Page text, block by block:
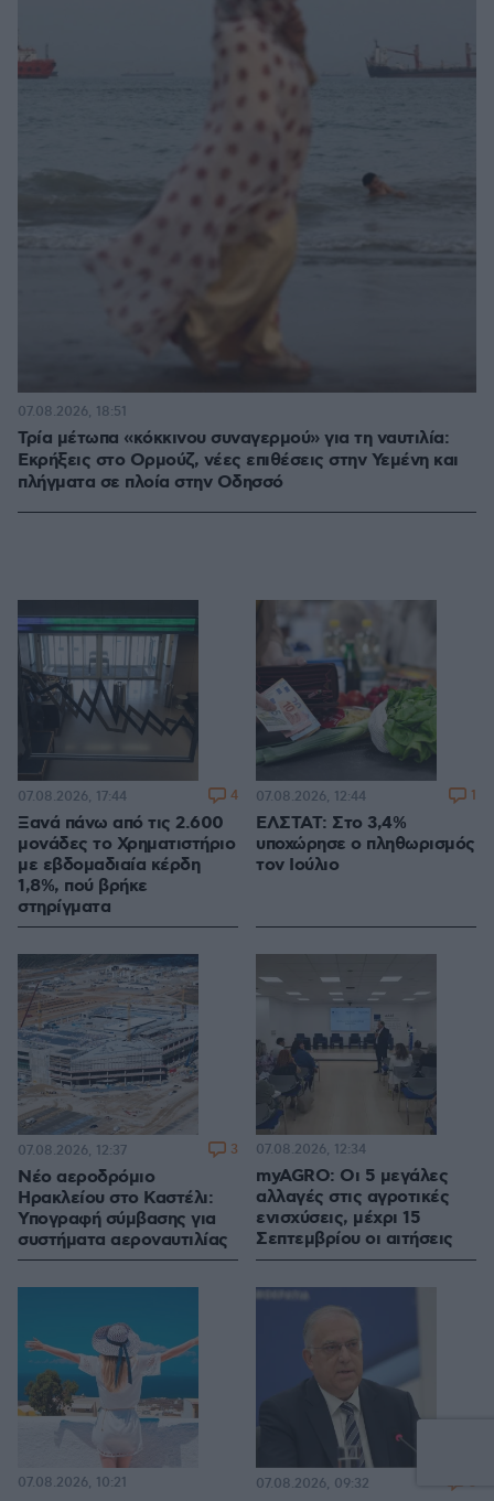
Τρία μέτωπα «κόκκινου συναγερμού» για τη ναυτιλία:
Εκρήξεις στο Ορμούζ, νέες επιθέσεις στην Υεμένη και
πλήγματα σε πλοία στην Οδησσό
07.08.2026, 18:51
Ξανά πάνω από τις 2.600
μονάδες το Χρηματιστήριο
με εβδομαδιαία κέρδη
1,8%, πού βρήκε
στηρίγματα
07.08.2026, 17:44 4
ΕΛΣΤΑΤ: Στο 3,4%
υποχώρησε ο πληθωρισμός
τον Ιούλιο
07.08.2026, 12:44 1
Νέο αεροδρόμιο
Ηρακλείου στο Καστέλι:
Υπογραφή σύμβασης για
συστήματα αεροναυτιλίας
07.08.2026, 12:37 3
myAGRO: Οι 5 μεγάλες
αλλαγές στις αγροτικές
ενισχύσεις, μέχρι 15
Σεπτεμβρίου οι αιτήσεις
07.08.2026, 12:34
07.08.2026, 10:21 07.08.2026, 09:32 3